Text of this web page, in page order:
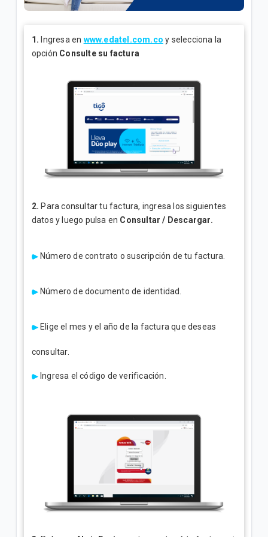
General
Soporte técnico para tus servicios Tigo | General
1. Ingresa en www.edatel.com.co y selecciona la
opción Consulte su factura
2.Para consultar tu factura, ingresa los siguientes
datos y luego pulsa en Consultar / Descargar.
Número de contrato o suscripción de tu factura.
Número de documento de identidad.
Elige el mes y el año de la factura que deseas
consultar.
Ingresa el código de verificación.